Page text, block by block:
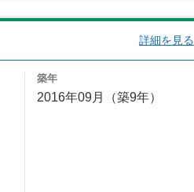
詳細を見る
築年
2016年09月（築9年）